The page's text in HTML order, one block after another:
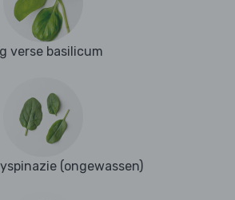
verse basilicum
(ongewassen)